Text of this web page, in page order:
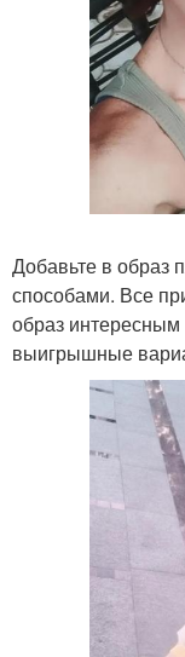
Добавьте в образ
способами. Все
образ
выигрышные